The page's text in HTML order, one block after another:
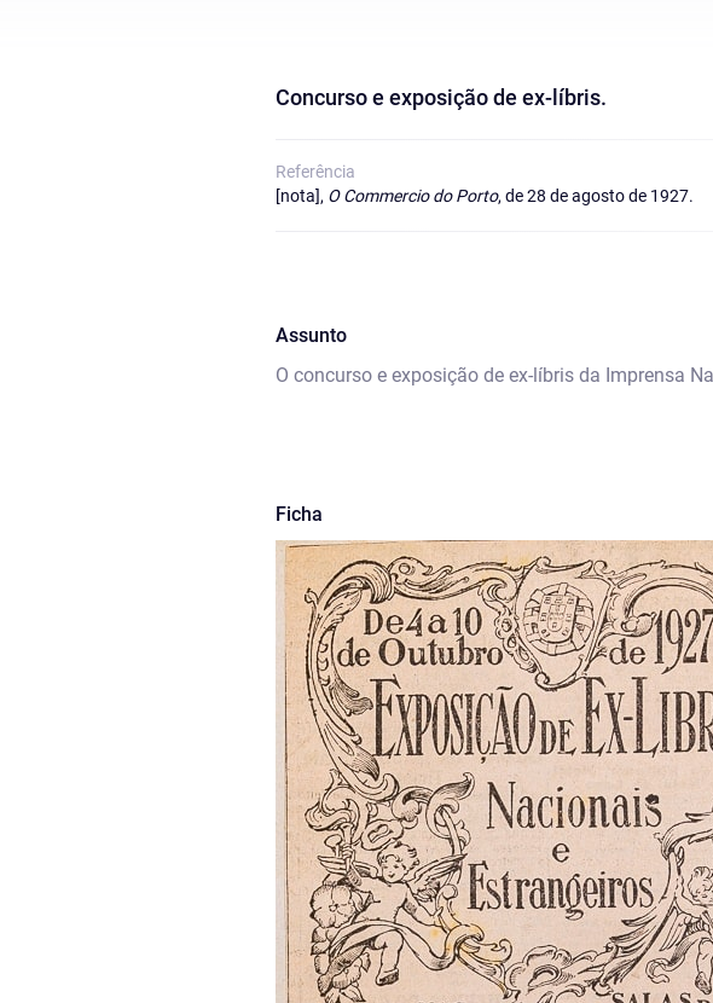
Concurso e exposição de ex-líbris.
Referência
[nota], O Commercio do Porto, de 28 de agosto de 1927.
Assunto
O concurso e exposição de ex-líbris da Imprensa
Ficha